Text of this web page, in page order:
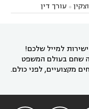
עורך דין בקדימה

עורך דין
עורך דין
למייל שלכם!
שחם בעולם המשפט
מקצועיים, לפני כולם.